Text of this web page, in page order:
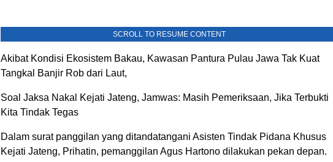
SCROLL TO RESUME CONTENT
Akibat Kondisi Ekosistem Bakau, Kawasan Pantura Pulau Jawa Tak Kuat
Tangkal Banjir Rob dari Laut,
Soal Jaksa Nakal Kejati Jateng, Jamwas: Masih Pemeriksaan, Jika Terbukti
Kita Tindak Tegas
Dalam surat panggilan yang ditandatangani Asisten Tindak Pidana Khusus
Kejati Jateng, Prihatin, pemanggilan Agus Hartono dilakukan pekan depan.